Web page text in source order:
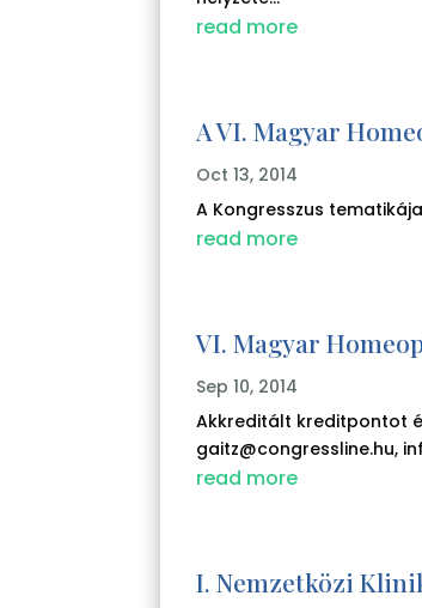
read more
A VI. Magyar
Oct 13, 2014
A Kongresszus
read more
VI. Magyar
Sep 10, 2014
Akkreditált kreditpontot
gaitz@congressline.hu,
read more
I. Nemzetközi